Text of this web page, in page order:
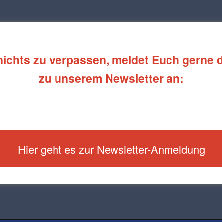
zu verpassen, meldet Euch gerne
zu unserem Newsletter an:
Hier geht es zur Newsletter-Anmeldung